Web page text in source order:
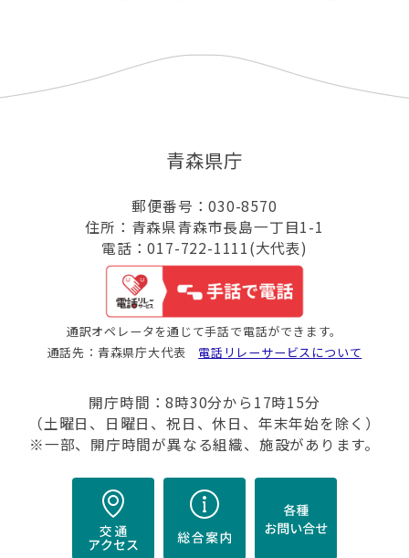
青森県庁
郵便番号：030-8570
住所：青森県青森市長島一丁目1-1
電話：017-722-1111(大代表)
通訳オペレータを通じて手話で電話ができます。
通話先：青森県庁大代表 電話リレーサービスについて
開庁時間：8時30分から17時15分
（土曜日、日曜日、祝日、休日、年末年始を除く）
※一部、開庁時間が異なる組織、施設があります。